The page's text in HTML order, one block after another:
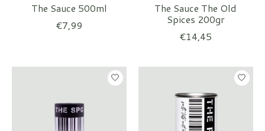
The Sauce 500ml
€7,99
The Sauce The Old
Spices 200gr
€14,45